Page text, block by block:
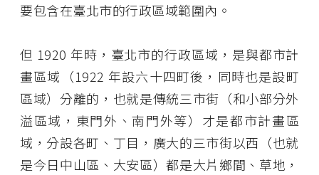
要包含在臺北市的行政區域範圍內。
但 1920 年時，臺北市的行政區域，是與都市計
畫區域（1922 年設六十四町後，同時也是設町
區域）分離的，也就是傳統三市街（和小部分外
溢區域，東門外、南門外等）才是都市計畫區
域，分設各町、丁目，廣大的三市街以西（也就
是今日中山區、大安區）都是大片鄉間、草地，